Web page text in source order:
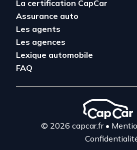
La certification CapCar
Assurance auto
Les agents
Les agences
Lexique automobile
FAQ
© 2026 capcar.fr•